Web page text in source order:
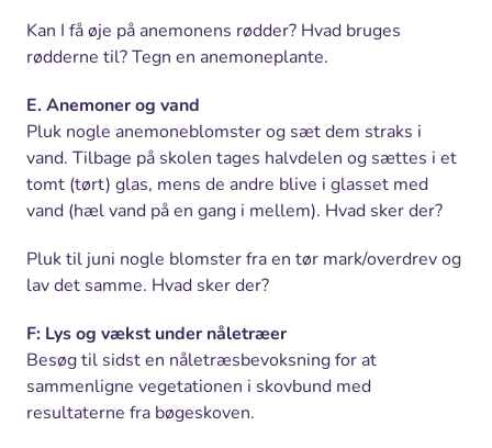
Kan I få øje på anemonens rødder? Hvad bruges
rødderne til? Tegn en anemoneplante.
E. Anemoner og vand
Pluk nogle anemoneblomster og sæt dem straks i
vand. Tilbage på skolen tages halvdelen og sættes i et
tomt (tørt) glas, mens de andre blive i glasset med
vand (hæl vand på en gang i mellem). Hvad sker der?
Pluk til juni nogle blomster fra en tør mark/overdrev og
lav det samme. Hvad sker der?
F: Lys og vækst under nåletræer
Besøg til sidst en nåletræsbevoksning for at
sammenligne vegetationen i skovbund med
resultaterne fra bøgeskoven.